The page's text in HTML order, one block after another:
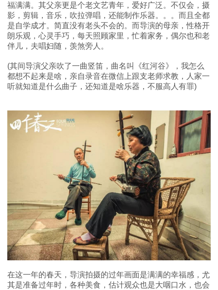
福满满。其父亲更是个老文艺青年，爱好广泛。不仅会，摄
影，剪辑，音乐，吹拉弹唱，还能制作乐器。。。而且全都
是自学成才。简直没有老头不会的。而导演的母亲，性格开
朗乐观，心灵手巧，每天照顾家里，忙着家务，偶尔也和老
伴儿，夫唱妇随，羡煞旁人。
(其间导演父亲吹了一曲竖笛，曲名叫《红河谷》，我怎么
都想不起来是啥，亲自录音在微信上跟支老师求教，人家一
听就知道是什么曲子，还知道是啥乐器，不服高人有罪)
在这一年的春天，导演拍摄的过年画面是满满的幸福感，尤
其是准备过年时，各种美食，估计观众也是大咽口水，也会